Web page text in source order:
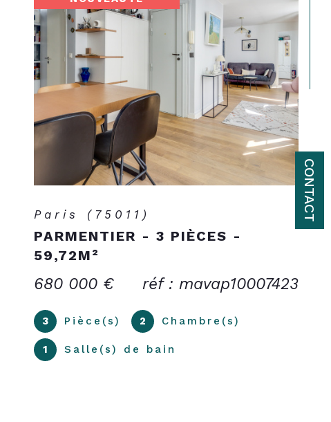
CONTACT
Paris (75017)
PEREIRE/NIEL - QUARTIER
TERNES
1 450 000 € réf : mavap10007591
4 Pièce(s) 3 Chambre(s)
1 Salle(s) de bain